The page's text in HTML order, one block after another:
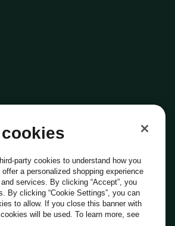
Cookie 偏好设置条款与条件道德准则
party cookies to understand how you
a personalized shopping experience
services. By clicking “Accept”, you
By clicking “Cookie Settings”, you can
to allow. If you close this banner with
will be used. To learn more, see